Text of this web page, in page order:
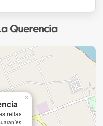
Querencia
×